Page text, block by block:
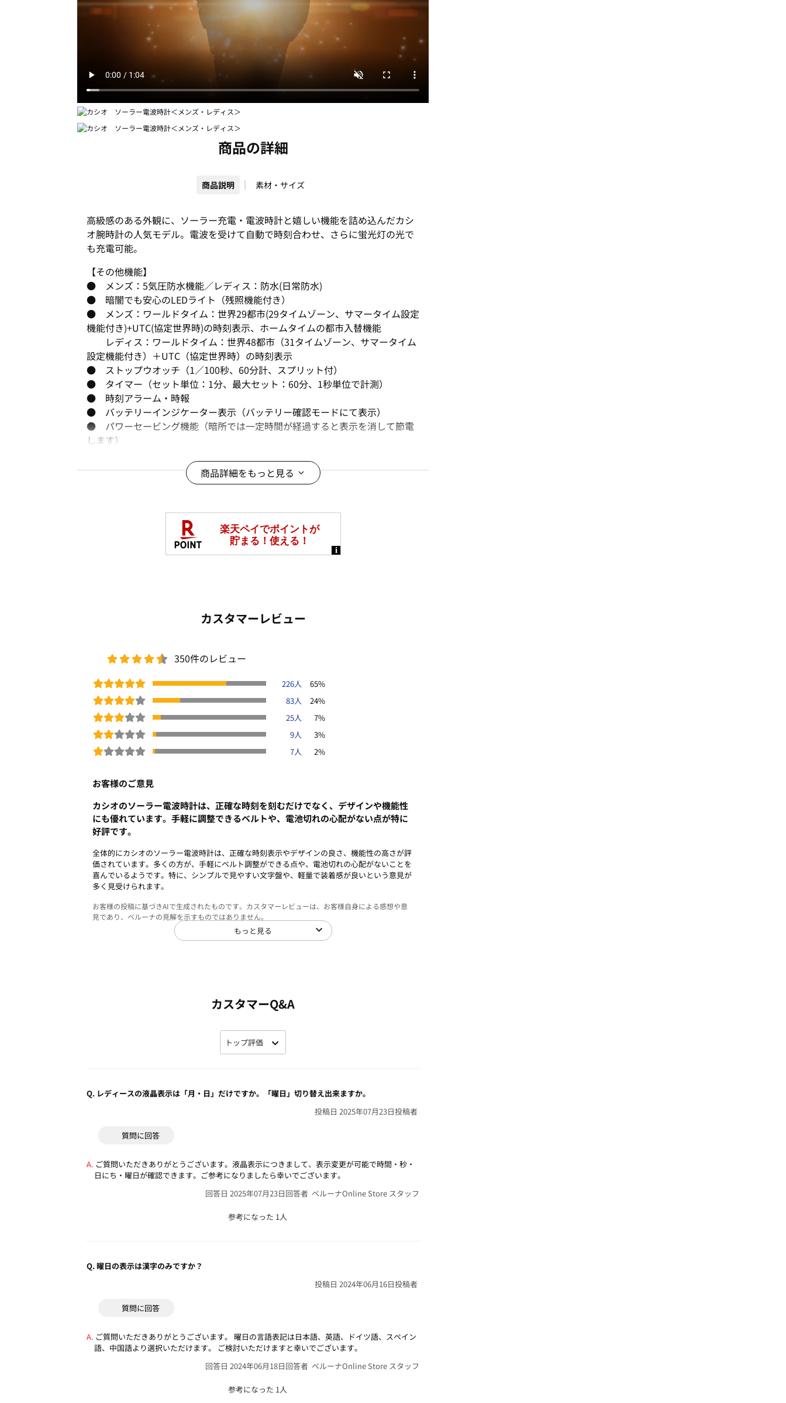
商品の詳細
商品説明 素材・サイズ
高級感のある外観に、ソーラー充電・電波時計と嬉しい機能を詰め込んだカシ
オ腕時計の人気モデル。電波を受けて自動で時刻合わせ、さらに蛍光灯の光で
も充電可能。
【その他機能】
● メンズ：5気圧防水機能／レディス：防水(日常防水)
● 暗闇でも安心のLEDライト（残照機能付き）
● メンズ：ワールドタイム：世界29都市(29タイムゾーン、サマータイム設定
機能付き)+UTC(協定世界時)の時刻表示、ホームタイムの都市入替機能
レディス：ワールドタイム：世界48都市（31タイムゾーン、サマータイム
設定機能付き）＋UTC（協定世界時）の時刻表示
● ストップウオッチ（1／100秒、60分計、スプリット付）
● タイマー（セット単位：1分、最大セット：60分、1秒単位で計測）
● 時刻アラーム・時報
● バッテリーインジケーター表示（バッテリー確認モードにて表示）
● パワーセービング機能（暗所では一定時間が経過すると表示を消して節電
します）
● 12／24時間制表示切替
● 操作音ON／OFF切替機能
ワールドタイム：世界48都市（31タイムゾーン、サマータイム設定機能付き）
＋UTC（協定世界時）の時刻表示
メンズ：約4ヵ月、レディス：約8ヵ月、パワーセービング状態の場合/約22ヵ
けます。 詳細は、取扱説明書に記載があります。
※ 商品の性質上、家電商品の開封・通電後の返品はご遠慮ください。また商品
の仕様およびデザインは、改善などのため予告なく変更する場合があります。
動画あり ロングセラー
商品番号：ODD0-00197
商品詳細をもっと見る
カスタマーレビュー
350件のレビュー
226人
65%
83人
24%
25人
7%
9人
3%
7人
2%
お客様のご意見
カシオのソーラー電波時計は、正確な時刻を刻むだけでなく、デザインや機能性
にも優れています。手軽に調整できるベルトや、電池切れの心配がない点が特に
好評です。
全体的にカシオのソーラー電波時計は、正確な時刻表示やデザインの良さ、機能性の高さが評
価されています。多くの方が、手軽にベルト調整ができる点や、電池切れの心配がないことを
喜んでいるようです。特に、シンプルで見やすい文字盤や、軽量で装着感が良いという意見が
多く見受けられます。
お客様の投稿に基づきAIで生成されたものです。カスタマーレビューは、お客様自身による感想や意
見であり、ベルーナの見解を示すものではありません。
もっと見る
カスタマーQ&A
Q. レディースの液晶表示は「月・日」だけですか。「曜日」切り替え出来ますか。
投稿者
投稿日 2025年07月23日
ご質問いただきありがとうございます。液晶表示につきまして、表示変更が可能で時間・秒・
日にち・曜日が確認できます。ご参考になりましたら幸いでございます。
回答者 ベルーナOnline Store スタッフ
回答日 2025年07月23日
参考になった 1人
質問に回答
Q.曜日の表示は漢字のみですか？
投稿者
投稿日 2024年06月16日
ご質問いただきありがとうございます。
曜日の言語表記は日本語、英語、ドイツ語、スペイン
語、中国語より選択いただけます。
ご検討いただけますと幸いでございます。
回答者 ベルーナOnline Store スタッフ
回答日 2024年06月18日
参考になった 1人
質問に回答